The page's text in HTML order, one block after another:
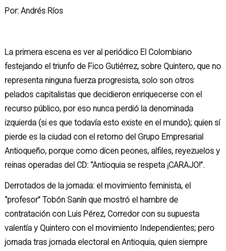
Por: Andrés Ríos
La primera escena es ver al periódico El Colombiano
festejando el triunfo de Fico Gutiérrez, sobre Quintero, que no
representa ninguna fuerza progresista, solo son otros
pelados capitalistas que decidieron enriquecerse con el
recurso público, por eso nunca perdió la denominada
izquierda (si es que todavía esto existe en el mundo); quien sí
pierde es la ciudad con el retorno del Grupo Empresarial
Antioqueño, porque como dicen peones, alfiles, reyezuelos y
reinas operadas del CD: “Antioquia se respeta ¡CARAJO!”.
Derrotados de la jornada: el movimiento feminista, el
“profesor” Tobón Sanín que mostró el hambre de
contratación con Luis Pérez, Corredor con su supuesta
valentía y Quintero con el movimiento Independientes; pero
jornada tras jornada electoral en Antioquia, quien siempre